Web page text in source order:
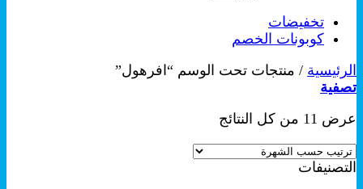
تخفيضات
كوبونات الخصم
الرئيسية / منتجات تحت الوسم “افرهول”
تصفية
عرض ⁦11⁩ من كل النتائج
حسب
التصنيفات